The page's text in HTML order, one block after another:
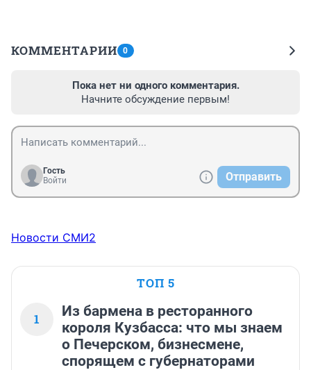
КОММЕНТАРИИ 0
Пока нет ни одного комментария.
Начните обсуждение первым!
Гость
Войти
Отправить
Новости СМИ2
ТОП 5
1
Из бармена в ресторанного
короля Кузбасса: что мы знаем
о Печерском, бизнесмене,
спорящем с губернаторами